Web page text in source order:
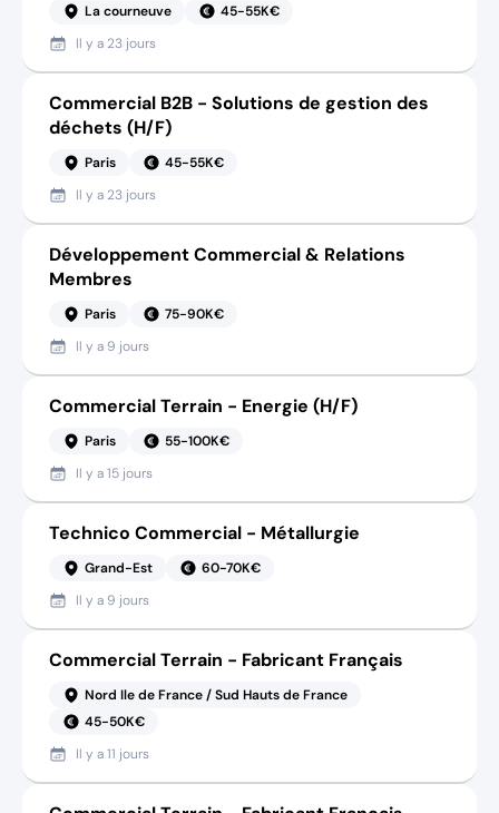
La courneuve
45-55K€
Il y a 23 jours
Commercial B2B - Solutions de gestion des
déchets (H/F)
Paris
45-55K€
Il y a 23 jours
Développement Commercial & Relations
Membres
Paris
75-90K€
Il y a 9 jours
Commercial Terrain - Energie (H/F)
Paris
55-100K€
Il y a15 jours
Technico Commercial - Métallurgie
Grand-Est
60-70K€
Il y a 9 jours
Commercial Terrain - Fabricant Français
Nord Ile de France / Sud Hauts de France
45-50K€
Il y a11 jours